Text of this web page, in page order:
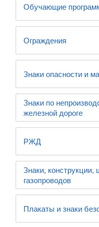
Обучающие
Ограждения
Знаки опасности и
Знаки по
железной дороге
РЖД
Знаки,
газопроводов
Плакаты и знаки